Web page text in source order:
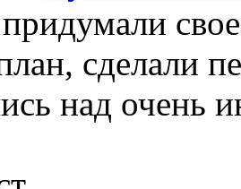
сделали
над очень